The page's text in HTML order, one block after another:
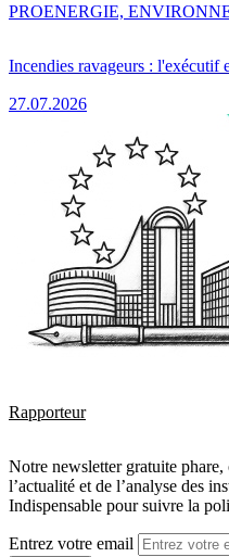
Incendies ravageurs : l'exécutif
27.07.2026
PROENERGIE,
Rapporteur
Notre newsletter gratuite
l’actualité et de l’analyse des
Indispensable pour suivre la
Entrez votre email